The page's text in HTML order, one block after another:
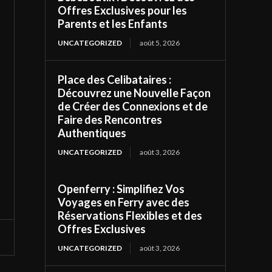
Offres Exclusives pour les
Parents et les Enfants
UNCATEGORIZED août 5, 2026
Place des Celibataires :
Découvrez une Nouvelle Façon
de Créer des Connexions et de
Faire des Rencontres
Authentiques
UNCATEGORIZED août 3, 2026
Openferry : Simplifiez Vos
Voyages en Ferry avec des
Réservations Flexibles et des
Offres Exclusives
UNCATEGORIZED août 3, 2026